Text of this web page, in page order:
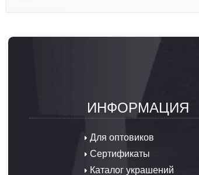
ИНФОРМАЦИЯ
Для оптовиков
Сертификаты
Каталог украшений